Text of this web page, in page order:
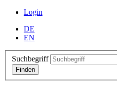
Login
DE
EN
Suchbegriff